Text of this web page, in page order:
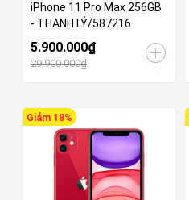
iPhone 11 Pro Max 256GB
- THANH LÝ/587216
5.900.000₫
29.900.000₫
Giảm 18%